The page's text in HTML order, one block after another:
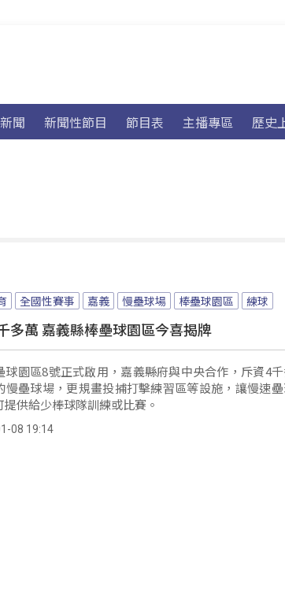
聞 新聞性節目 節目表 主播專區 歷史
全國性賽事 嘉義 慢壘球場 棒壘球園區 練球
多萬 嘉義縣棒壘球園區今喜揭牌
球園區8號正式啟用，嘉義縣府與中央合作，斥資4
慢壘球場，更規畫投捕打擊練習區等設施，讓慢速
供給少棒球隊訓練或比賽。
08 19:14